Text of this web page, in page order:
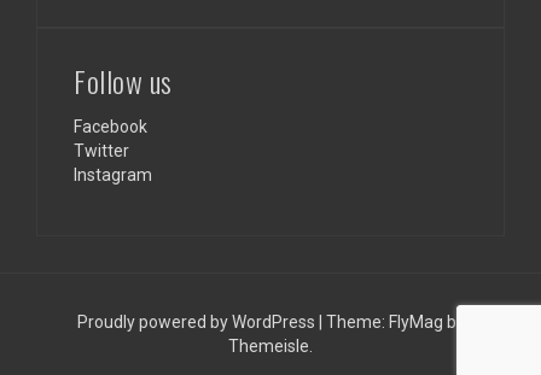
Follow us
Facebook
Twitter
Instagram
Proudly powered by WordPress Theme: FlyMag by
Themeisle.